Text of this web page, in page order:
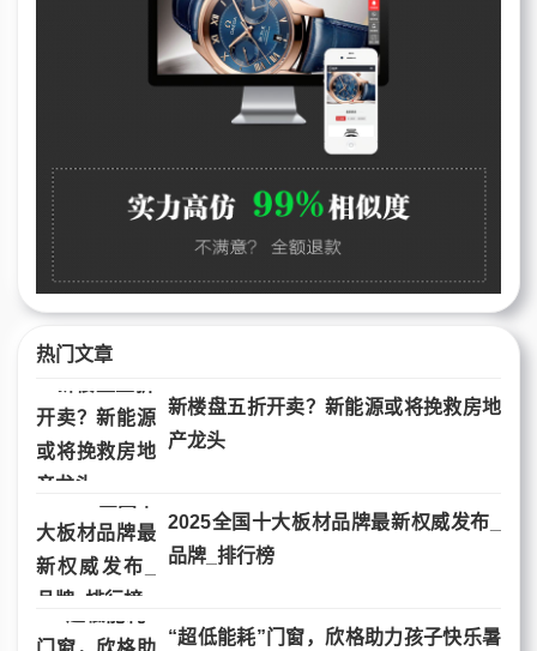
热门文章
新楼盘五折开卖？新能源或将挽救房地
产龙头
2025全国十大板材品牌最新权威发布_
品牌_排行榜
“超低能耗”门窗，欣格助力孩子快乐暑